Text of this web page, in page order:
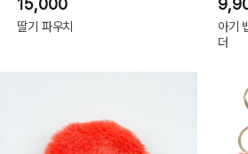
15,000
딸기 파우치
아기
더